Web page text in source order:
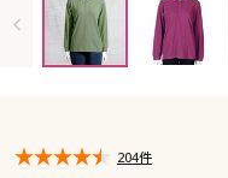
カタログ無料プレゼ
マイページ
会員メニュー
閲覧履歴 204件